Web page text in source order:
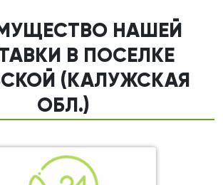
НАШЕЙ
В ПОСЕЛКЕ
(КАЛУЖСКАЯ
ОБЛ.)